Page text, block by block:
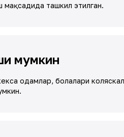
мақсадида ташкил этилган.
мумкин
одамлар, болалари